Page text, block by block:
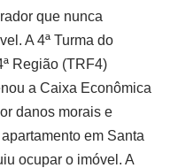
que nunca
A 4ª Turma do
Região (TRF4)
a Caixa Econômica
danos morais e
em Santa
ocupar o imóvel. A